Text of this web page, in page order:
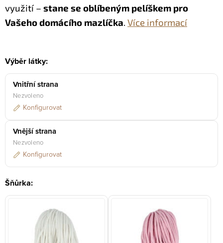
využití – stane se oblíbeným pelíškem pro
Vašeho domácího mazlíčka. Více informací
Výběr látky:
Vnitřní strana
Nezvoleno
Konfigurovat
Vnější strana
Nezvoleno
Konfigurovat
Šňůrka: